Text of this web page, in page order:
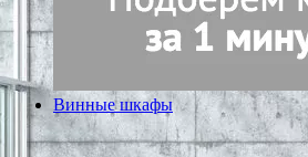
Винные шкафы